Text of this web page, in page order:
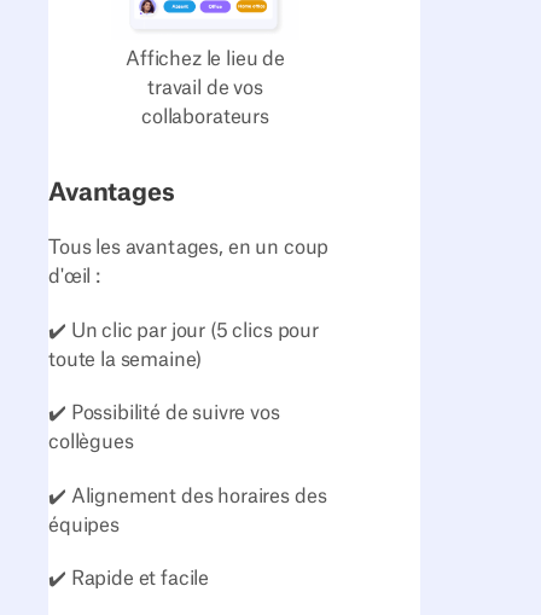
Affichez le lieu de
travail de vos
collaborateurs
Avantages
Tous les avantages, en un coup
d'œil :
✔️ Un clic par jour (5 clics pour
toute la semaine)
✔️ Possibilité de suivre vos
collègues
✔️ Alignement des horaires des
équipes
✔️ Rapide et facile